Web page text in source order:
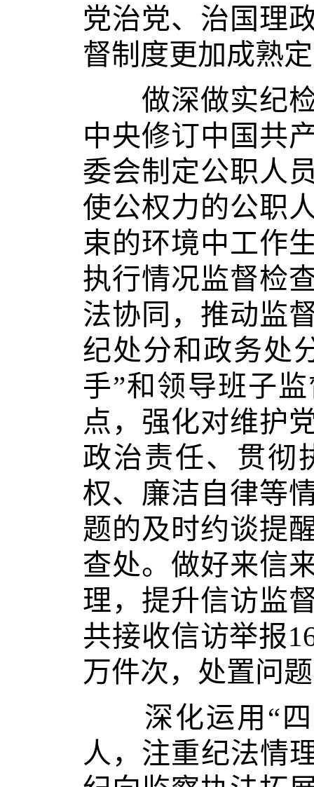
党治党、治国理
督制度更加成熟
做深做实纪检
中央修订中国共
委会制定公职人
使公权力的公职
束的环境中工作
执行情况监督检
法协同，推动监
纪处分和政务处
手”和领导班子
点，强化对维护
政治责任、贯彻
权、廉洁自律等
题的及时约谈提
查处。做好来信
理，提升信访监
共接收信访举报
万件次，处置问
深化运用“四
人，注重纪法情